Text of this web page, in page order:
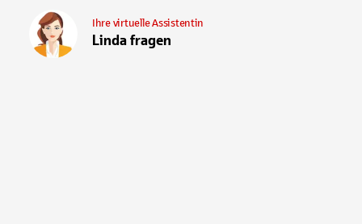
Linda fragen
Ihre virtuelle Assistentin